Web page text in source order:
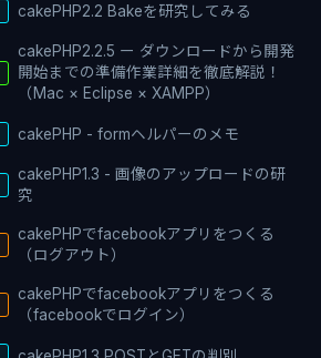
cakePHP2.2 Bakeを研究してみる
cakePHP2.2.5 ー ダウンロードから開発
開始までの準備作業詳細を徹底解説！
（Mac × Eclipse × XAMPP）
cakePHP - formヘルパーのメモ
cakePHP1.3 - 画像のアップロードの研
究
cakePHPでfacebookアプリをつくる
（ログアウト）
cakePHPでfacebookアプリをつくる
（facebookでログイン）